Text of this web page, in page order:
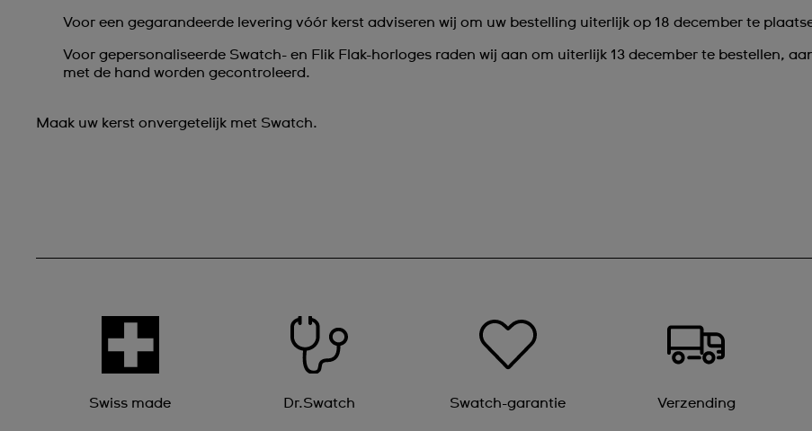
Voor een gegarandeerde levering vóór kerst adviseren wij om uw bestelling uiterlijk op 18 december te
Voor gepersonaliseerde Swatch- en Flik Flak-horloges raden wij aan om uiterlijk 13 december te bestellen,
met de hand worden gecontroleerd.
Maak uw kerst onvergetelijk met Swatch.
Swiss made Dr.Swatch Swatch-garantie Verzending